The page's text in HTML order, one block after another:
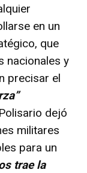
en un
que
nacionales y
precisar el
dejó
militares
para un
trae la